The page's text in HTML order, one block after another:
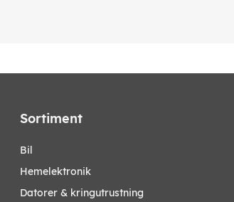
Sortiment
bil
hemelektronik
datorer & kringutrustning